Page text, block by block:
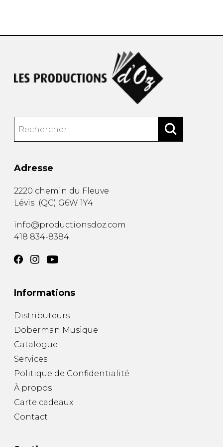
Adresse
2220 chemin du Fleuve
Lévis (QC) G6W 1Y4
info@productionsdoz.com
418 834-8384
Informations
Distributeurs
Doberman Musique
Catalogue
Services
Politique de Confidentialité
À propos
Carte cadeaux
Contact